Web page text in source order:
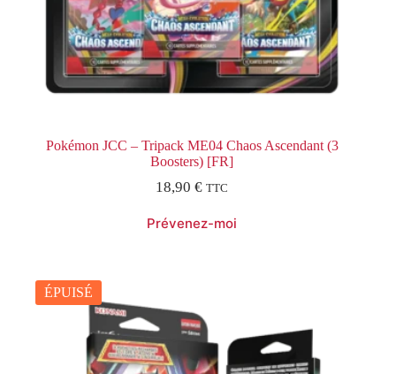
Pokémon JCC – Tripack ME04 Chaos Ascendant (3
Boosters) [FR]
18,90€ TTC
ÉPUISÉ